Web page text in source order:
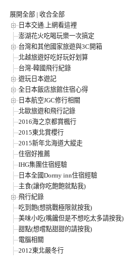
展開全部 | 收合全部
日本交通.上網看這裡
澎湖花火吃喝玩樂一次搞定
台灣和其他國家旅遊與3C開箱
北越旅遊好吃好玩好划算
台灣-韓國飛行紀錄
遊玩日本遊記
全日本飯店旅館住宿心得
日本航空JGC修行相關
北歐旅遊和飛行記錄
2016海之京都賞楓行
2015東北賞櫻行
2015新年北海道大縱走
住宿好推薦
IHG集團住宿經驗
日本全國Dormy inn住宿經驗
主食(讓你吃飽飽就點我)
飛行紀錄
吃到飽(想挑戰極限就按我)
美味小吃(嘴饞但是不想吃太多請按我)
甜點(想嚐點甜甜的請按我)
電腦相關
2012東北嚴冬行